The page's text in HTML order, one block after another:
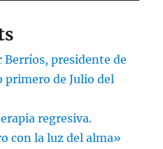
Berríos, presidente de
primero de Julio del
regresiva.
con la luz del alma»